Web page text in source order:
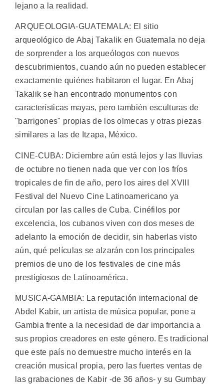
lejano a la realidad.
ARQUEOLOGIA-GUATEMALA: El sitio
arqueológico de Abaj Takalik en Guatemala no deja
de sorprender a los arqueólogos con nuevos
descubrimientos, cuando aún no pueden establecer
exactamente quiénes habitaron el lugar. En Abaj
Takalik se han encontrado monumentos con
características mayas, pero también esculturas de
"barrigones" propias de los olmecas y otras piezas
similares a las de Itzapa, México.
CINE-CUBA: Diciembre aún está lejos y las lluvias
de octubre no tienen nada que ver con los fríos
tropicales de fin de año, pero los aires del XVIII
Festival del Nuevo Cine Latinoamericano ya
circulan por las calles de Cuba. Cinéfilos por
excelencia, los cubanos viven con dos meses de
adelanto la emoción de decidir, sin haberlas visto
aún, qué películas se alzarán con los principales
premios de uno de los festivales de cine más
prestigiosos de Latinoamérica.
MUSICA-GAMBIA: La reputación internacional de
Abdel Kabir, un artista de música popular, pone a
Gambia frente a la necesidad de dar importancia a
sus propios creadores en este género. Es tradicional
que este país no demuestre mucho interés en la
creación musical propia, pero las fuertes ventas de
las grabaciones de Kabir -de 36 años- y su Gumbay